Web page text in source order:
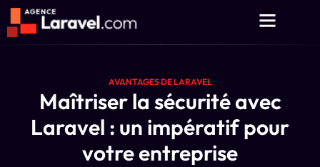
AVANTAGES DE LARAVEL
Maîtriser la sécurité avec
Laravel : un impératif pour
votre entreprise